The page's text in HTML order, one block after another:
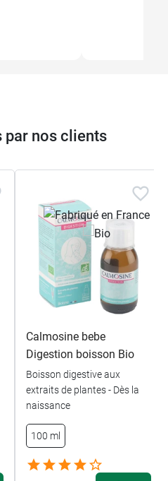
par nos clients
Calmosine bebe
Digestion boisson Bio
Boisson digestive aux
extraits de plantes - Dès la
naissance
100 ml